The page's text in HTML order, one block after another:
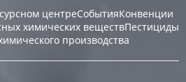
центреСобытияКонвенции
химических веществПестициды
производства